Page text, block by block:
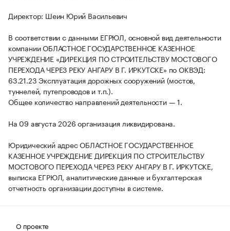
Директор: Шеин Юрий Васильевич
В соответствии с данными ЕГРЮЛ, основной вид деятельности
компании ОБЛАСТНОЕ ГОСУДАРСТВЕННОЕ КАЗЕННОЕ
УЧРЕЖДЕНИЕ «ДИРЕКЦИЯ ПО СТРОИТЕЛЬСТВУ МОСТОВОГО
ПЕРЕХОДА ЧЕРЕЗ РЕКУ АНГАРУ В Г. ИРКУТСКЕ» по ОКВЭД:
63.21.23 Эксплуатация дорожных сооружений (мостов,
туннелей, путепроводов и т.п.).
Общее количество направлений деятельности — 1.
На 09 августа 2026 организация ликвидирована.
Юридический адрес ОБЛАСТНОЕ ГОСУДАРСТВЕННОЕ
КАЗЕННОЕ УЧРЕЖДЕНИЕ ДИРЕКЦИЯ ПО СТРОИТЕЛЬСТВУ
МОСТОВОГО ПЕРЕХОДА ЧЕРЕЗ РЕКУ АНГАРУ В Г. ИРКУТСКЕ,
выписка ЕГРЮЛ, аналитические данные и бухгалтерская
отчетность организации доступны в системе.
О проекте